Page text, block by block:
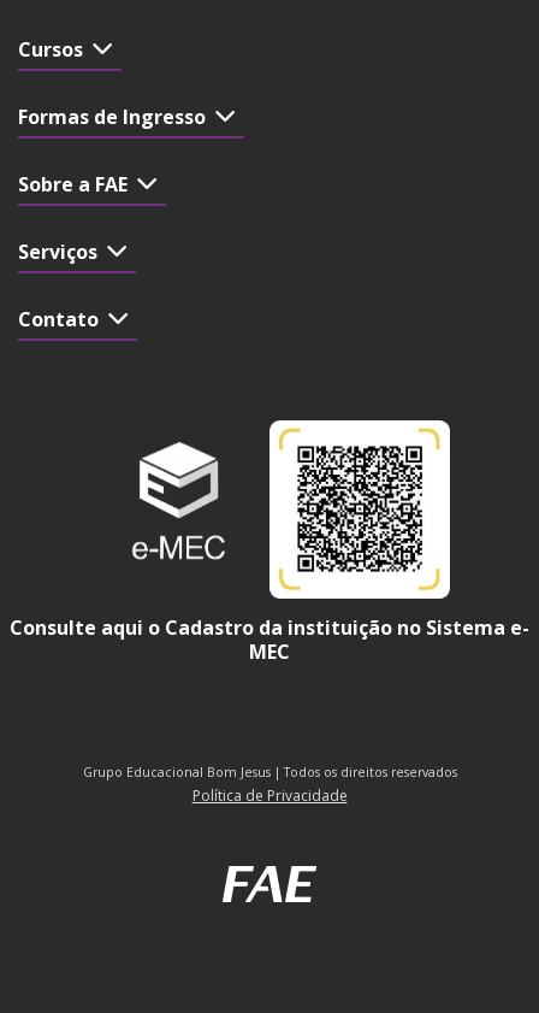
Cursos
Formas de Ingresso
Sobre a FAE
Serviços
Contato
Consulte aqui o Cadastro da instituição no Sistema e-
MEC
Grupo Educacional Bom Jesus | Todos os direitos reservados
Política de Privacidade